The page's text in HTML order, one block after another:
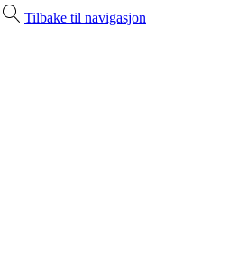
Tilbake til navigasjon